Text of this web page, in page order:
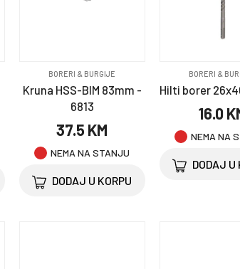
BORERI & BURGIJE
Kruna HSS-BIM 83mm -
6813
37.5 KM
NEMA NA STANJU
DODAJ U KORPU
BORERI &
Hilti borer
16.0
NEMA NA
DODAJ U